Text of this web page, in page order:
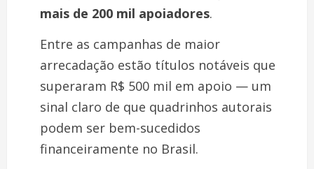
mais de 200 mil apoiadores.
Entre as campanhas de maior
arrecadação estão títulos notáveis que
superaram R$ 500 mil em apoio — um
sinal claro de que quadrinhos autorais
podem ser bem-sucedidos
financeiramente no Brasil.